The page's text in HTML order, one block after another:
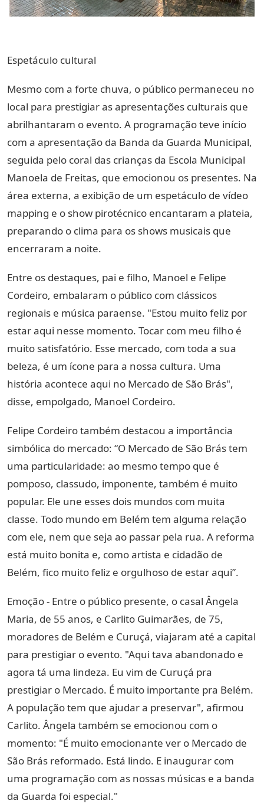
Espetáculo cultural
Mesmo com a forte chuva, o público permaneceu no
local para prestigiar as apresentações culturais que
abrilhantaram o evento. A programação teve início
com a apresentação da Banda da Guarda Municipal,
seguida pelo coral das crianças da Escola Municipal
Manoela de Freitas, que emocionou os presentes. Na
área externa, a exibição de um espetáculo de vídeo
mapping e o show pirotécnico encantaram a plateia,
preparando o clima para os shows musicais que
encerraram a noite.
Entre os destaques, pai e filho, Manoel e Felipe
Cordeiro, embalaram o público com clássicos
regionais e música paraense. "Estou muito feliz por
estar aqui nesse momento. Tocar com meu filho é
muito satisfatório. Esse mercado, com toda a sua
beleza, é um ícone para a nossa cultura. Uma
história acontece aqui no Mercado de São Brás",
disse, empolgado, Manoel Cordeiro.
Felipe Cordeiro também destacou a importância
simbólica do mercado: “O Mercado de São Brás tem
uma particularidade: ao mesmo tempo que é
pomposo, classudo, imponente, também é muito
popular. Ele une esses dois mundos com muita
classe. Todo mundo em Belém tem alguma relação
com ele, nem que seja ao passar pela rua. A reforma
está muito bonita e, como artista e cidadão de
Belém, fico muito feliz e orgulhoso de estar aqui”.
Emoção - Entre o público presente, o casal Ângela
Maria, de 55 anos, e Carlito Guimarães, de 75,
moradores de Belém e Curuçá, viajaram até a capital
para prestigiar o evento. "Aqui tava abandonado e
agora tá uma lindeza. Eu vim de Curuçá pra
prestigiar o Mercado. É muito importante pra Belém.
A população tem que ajudar a preservar", afirmou
Carlito. Ângela também se emocionou com o
momento: "É muito emocionante ver o Mercado de
São Brás reformado. Está lindo. E inaugurar com
uma programação com as nossas músicas e a banda
da Guarda foi especial."